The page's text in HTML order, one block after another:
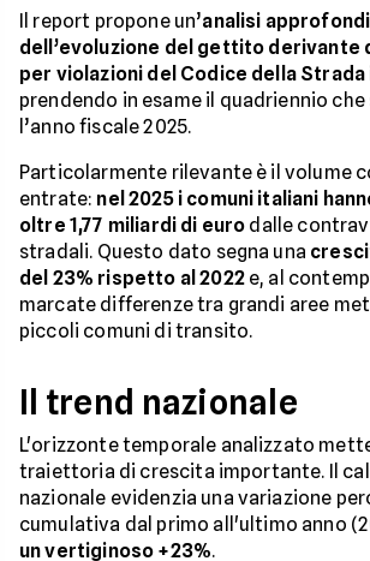
Il report propone un’analisi
dell’evoluzione del gettito derivante
per violazioni del Codice della Strada
prendendo in esame il quadriennio
l’anno fiscale 2025.
Particolarmente rilevante è il volume
entrate: nel 2025 i comuni italiani
oltre 1,77 miliardi di euro dalle
stradali. Questo dato segna una
del 23% rispetto al 2022e, al
marcate differenze tra grandi aree
piccoli comuni di transito.
Il trend nazionale
L'orizzonte temporale analizzato
traiettoria di crescita importante. Il
nazionale evidenzia una variazione
cumulativa dal primo all'ultimo anno
un vertiginoso +23%.